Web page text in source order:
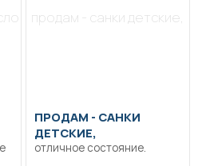
продам - санки детские,
ПРОДАМ - САНКИ
ДЕТСКИЕ,
отличное состояние.